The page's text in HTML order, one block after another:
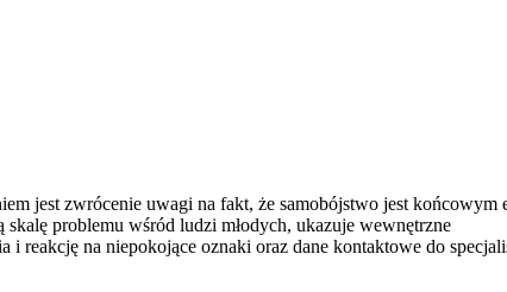
jest zwrócenie uwagi na fakt, że samobójstwo jest
problemu wśród ludzi młodych, ukazuje wewnętrzne
i reakcję na niepokojące oznaki oraz dane kontaktowe do